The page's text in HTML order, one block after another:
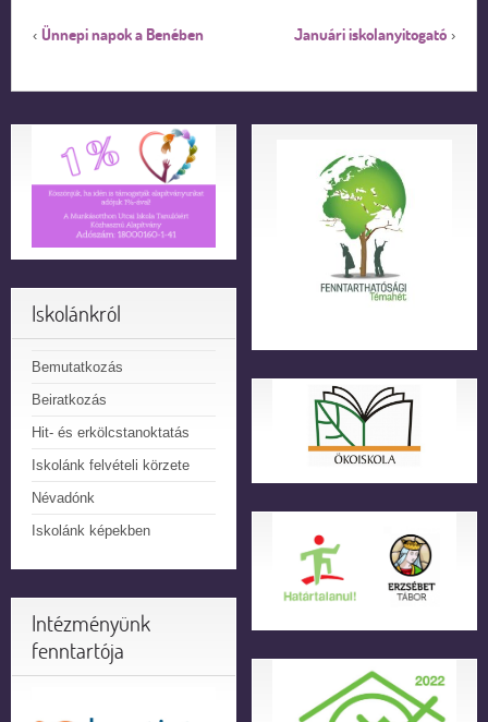
‹ Ünnepi napok a Benében Januári iskolanyitogató ›
Iskolánkról
Bemutatkozás
Beiratkozás
Hit- és erkölcstanoktatás
Iskolánk felvételi körzete
Névadónk
Iskolánk képekben
Intézményünk
fenntartója